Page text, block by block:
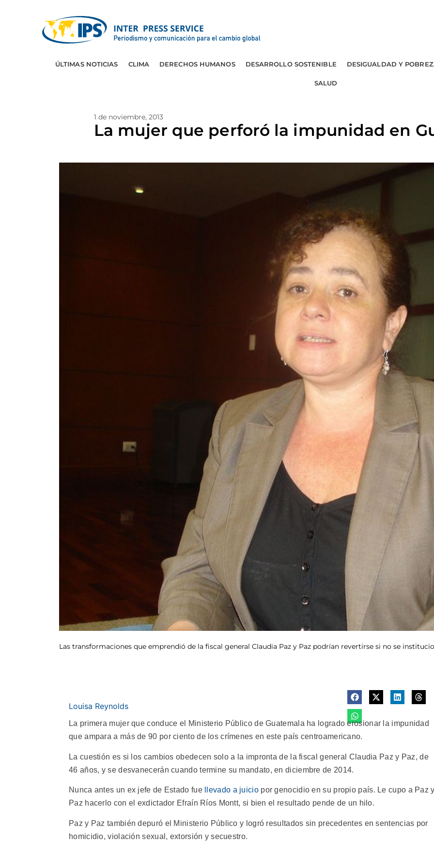
ÚLTIMAS NOTICIAS CLIMA DERECHOS HUMANOS DESARROLLO SOSTENIBLE DESIGUALDAD Y
SALUD
1 de noviembre, 2013
La mujer que perforó la impunidad en
Las transformaciones que emprendió de la fiscal general Claudia Paz y Paz podrían revertirse si no se
Louisa Reynolds
La primera mujer que conduce el Ministerio Público de Guatemala ha logrado erosionar la impunidad
que ampara a más de 90 por ciento de los crímenes en este país centroamericano.
La cuestión es si los cambios obedecen solo a la impronta de la fiscal general Claudia Paz y Paz, de
46 años, y se desvanecerán cuando termine su mandato, en diciembre de 2014.
Nunca antes un ex jefe de Estado fue llevado a juiciopor genocidio en su propio país. Le cupo a Paz
Paz hacerlo con el exdictador Efraín Ríos Montt, si bien el resultado pende de un hilo.
Paz y Paz también depuró el Ministerio Público y logró resultados sin precedentes en sentencias por
homicidio, violación sexual, extorsión y secuestro.